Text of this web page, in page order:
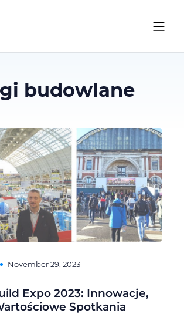
budowlane
November 29, 2023
Expo 2023: Innowacje,
Spotkania